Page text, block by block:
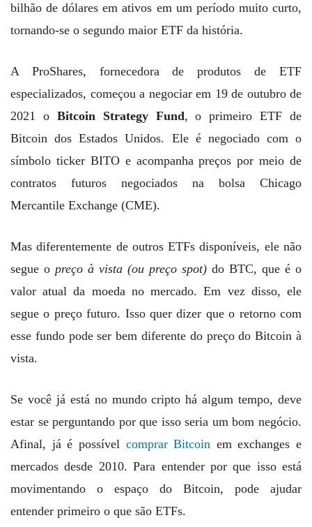
bilhão de dólares em ativos em um período muito curto,
tornando-se o segundo maior ETF da história.
A ProShares, fornecedora de produtos de ETF
especializados, começou a negociar em 19 de outubro de
2021 o Bitcoin Strategy Fund, o primeiro ETF de
Bitcoin dos Estados Unidos. Ele é negociado com o
símbolo ticker BITO e acompanha preços por meio de
contratos futuros negociados na bolsa Chicago
Mercantile Exchange (CME).
Mas diferentemente de outros ETFs disponíveis, ele não
segue o preço à vista (ou preço spot) do BTC, que é o
valor atual da moeda no mercado. Em vez disso, ele
segue o preço futuro. Isso quer dizer que o retorno com
esse fundo pode ser bem diferente do preço do Bitcoin à
vista.
Se você já está no mundo cripto há algum tempo, deve
estar se perguntando por que isso seria um bom negócio.
Afinal, já é possível comprar Bitcoin em exchanges e
mercados desde 2010. Para entender por que isso está
movimentando o espaço do Bitcoin, pode ajudar
entender primeiro o que são ETFs.